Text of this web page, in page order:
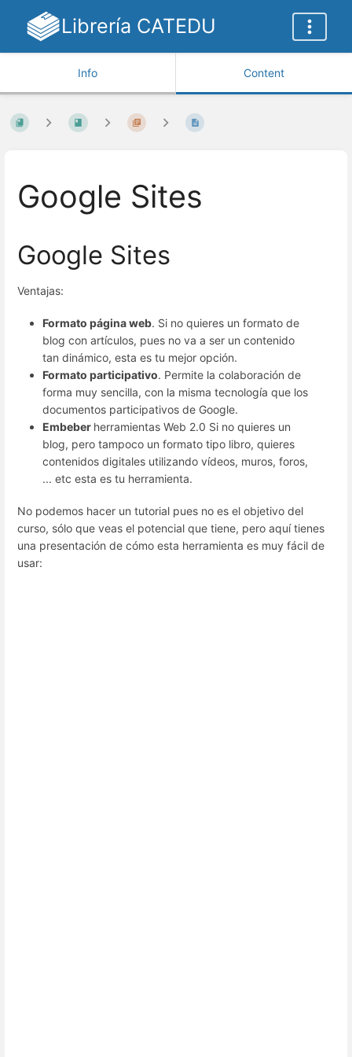
Librería CATEDU
Info Content
Google Sites
Google Sites
Ventajas:
Formato página web. Si no quieres un formato de
blog con artículos, pues no va a ser un contenido
tan dinámico, esta es tu mejor opción.
Formato participativo. Permite la colaboración de
forma muy sencilla, con la misma tecnología que los
documentos participativos de Google.
Embeber herramientas Web 2.0 Si no quieres un
blog, pero tampoco un formato tipo libro, quieres
contenidos digitales utilizando vídeos, muros, foros,
... etc esta es tu herramienta.
No podemos hacer un tutorial pues no es el objetivo del
curso, sólo que veas el potencial que tiene, pero aquí tienes
una presentación de cómo esta herramienta es muy fácil de
usar: